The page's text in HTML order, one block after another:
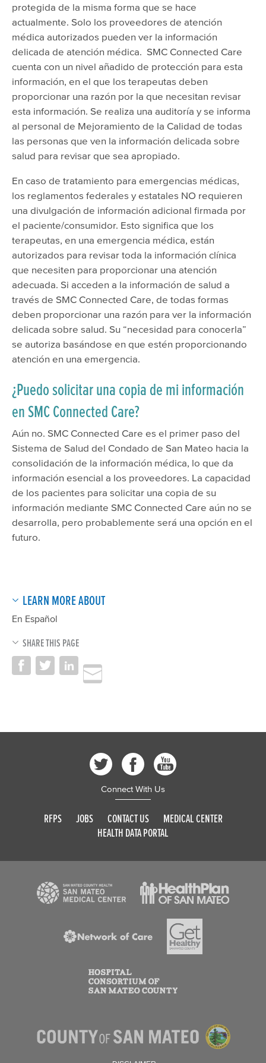
protegida de la misma forma que se hace
actualmente. Solo los proveedores de atención
médica autorizados pueden ver la información
delicada de atención médica. SMC Connected Care
cuenta con un nivel añadido de protección para esta
información, en el que los terapeutas deben
proporcionar una razón por la que necesitan revisar
esta información. Se realiza una auditoría y se informa
al personal de Mejoramiento de la Calidad de todas
las personas que ven la información delicada sobre
salud para revisar que sea apropiado.
En caso de tratamiento para emergencias médicas,
los reglamentos federales y estatales NO requieren
una divulgación de información adicional firmada por
el paciente/consumidor. Esto significa que los
terapeutas, en una emergencia médica, están
autorizados para revisar toda la información clínica
que necesiten para proporcionar una atención
adecuada. Si acceden a la información de salud a
través de SMC Connected Care, de todas formas
deben proporcionar una razón para ver la información
delicada sobre salud. Su “necesidad para conocerla”
se autoriza basándose en que estén proporcionando
atención en una emergencia.
¿Puedo solicitar una copia de mi información
en SMC Connected Care?
Aún no. SMC Connected Care es el primer paso del
Sistema de Salud del Condado de San Mateo hacia la
consolidación de la información médica, lo que da
información esencial a los proveedores. La capacidad
de los pacientes para solicitar una copia de su
información mediante SMC Connected Care aún no se
desarrolla, pero probablemente será una opción en el
futuro.
LEARN MORE ABOUT
En Español
SHARE THIS PAGE
Connect With Us
RFPS JOBS CONTACT US
MEDICAL CENTER
HEALTH DATA PORTAL